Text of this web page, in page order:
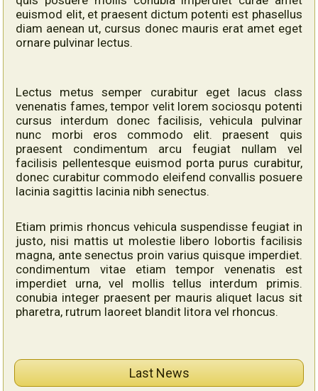
euismod elit, et praesent dictum potenti est phasellus
diam aenean ut, cursus donec mauris erat amet eget
ornare pulvinar lectus.
Lectus metus semper curabitur eget lacus class
venenatis fames, tempor velit lorem sociosqu potenti
cursus interdum donec facilisis, vehicula pulvinar
nunc morbi eros commodo elit. praesent quis
praesent condimentum arcu feugiat nullam vel
facilisis pellentesque euismod porta purus curabitur,
donec curabitur commodo eleifend convallis posuere
lacinia sagittis lacinia nibh senectus.
Etiam primis rhoncus vehicula suspendisse feugiat in
justo, nisi mattis ut molestie libero lobortis facilisis
magna, ante senectus proin varius quisque imperdiet.
condimentum vitae etiam tempor venenatis est
imperdiet urna, vel mollis tellus interdum primis.
conubia integer praesent per mauris aliquet lacus sit
pharetra, rutrum laoreet blandit litora vel rhoncus.
Last News